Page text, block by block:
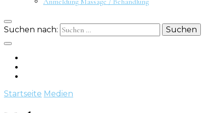
Suchen nach:
Startseite Medien